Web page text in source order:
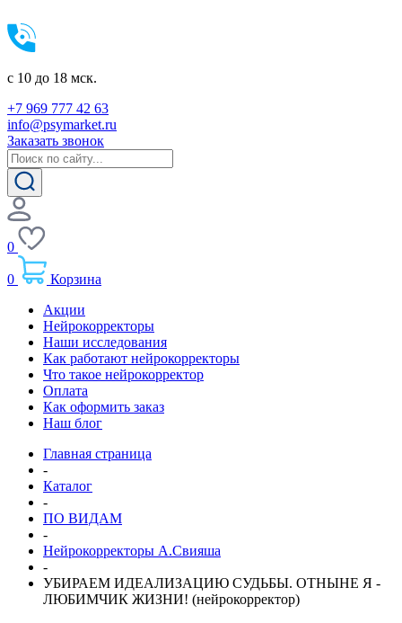
c 10 до 18 мск.
+7 969 777 42 63
info@psymarket.ru
Заказать звонок
0
0
Корзина
Акции
Нейрокорректоры
Наши исследования
Как работают нейрокорректоры
Что такое нейрокорректор
Оплата
Как оформить заказ
Наш блог
Главная страница
-
Каталог
-
ПО ВИДАМ
-
Нейрокорректоры А.Свияша
-
УБИРАЕМ ИДЕАЛИЗАЦИЮ СУДЬБЫ. ОТНЫНЕ Я -
ЛЮБИМЧИК ЖИЗНИ! (нейрокорректор)